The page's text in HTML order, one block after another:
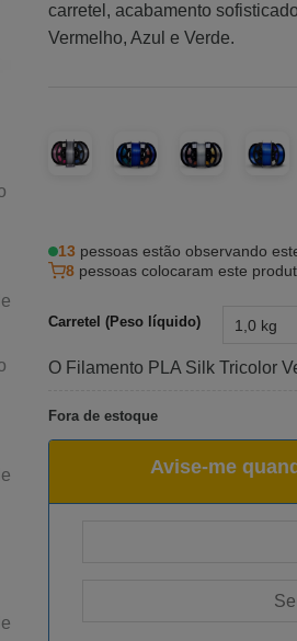
carretel, acabamento
Vermelho, Azul e Verde.
13 pessoas estão observando
8pessoas colocaram este
Carretel (Peso líquido)
O Filamento PLA Silk Tricolor
Fora de estoque
Avise-me